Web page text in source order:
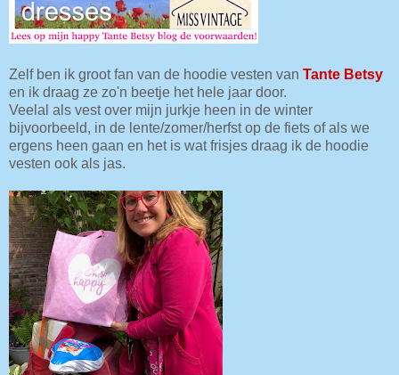
Zelf ben ik groot fan van de hoodie vesten van Tante Betsy
en ik draag ze zo'n beetje het hele jaar door.
Veelal als vest over mijn jurkje heen in de winter
bijvoorbeeld, in de lente/zomer/herfst op de fiets of als we
ergens heen gaan en het is wat frisjes draag ik de hoodie
vesten ook als jas.